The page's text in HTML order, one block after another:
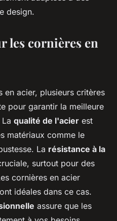
design.
les cornières en
en acier, plusieurs critères
pour garantir la meilleure
qualité de l'acier est
matériaux comme le
La résistance à la
surtout pour des
cornières en acier
idéales dans ce cas.
assure que les